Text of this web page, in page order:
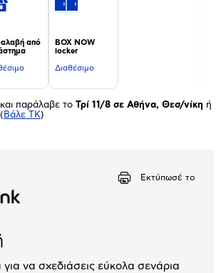
από
BOX NOW
locker
Διαθέσιμο
παράλαβε το Τρί 11/8 σε Αθήνα, Θεσ/νίκη ή
( Βάλε ΤΚ)
Εκτύπωσέ το
να σχεδιάσεις εύκολα σενάρια